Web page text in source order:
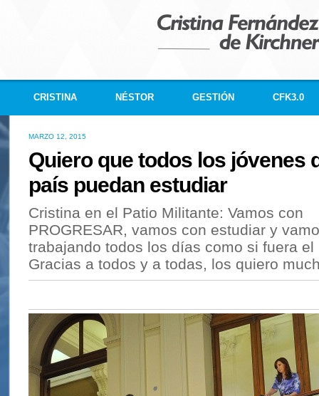
CRISTINA NÉSTOR GESTIÓN CFK3.0
MARZO 12, 2015
Quiero que todos los jóvenes
país puedan estudiar
Cristina en el Patio Militante: Vamos con
PROGRESAR, vamos con estudiar y
trabajando todos los días como si fuera el
Gracias a todos y a todas, los quiero